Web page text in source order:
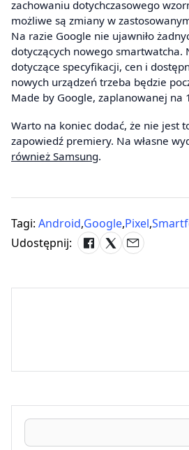
zachowaniu dotychczasowego
możliwe są zmiany w
Na razie Google nie ujawniło
dotyczących nowego
dotyczące specyfikacji, cen i
nowych urządzeń trzeba będzie
Made by Google, zaplanowanej na
Warto na koniec dodać, że nie jest
zapowiedź premiery. Na własne
również Samsung.
Tagi: Android,Google,Pixel,
Udostępnij: